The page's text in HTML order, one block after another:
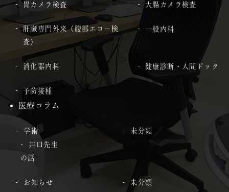
胃カメラ検査 大腸カメラ検査
肝臓専門外来（腹部エコー検
査）
一般内科
消化器内科 健康診断・人間ドック
予防接種
医療コラム
学術
井口先生
の話
未分類
お知らせ 未分類